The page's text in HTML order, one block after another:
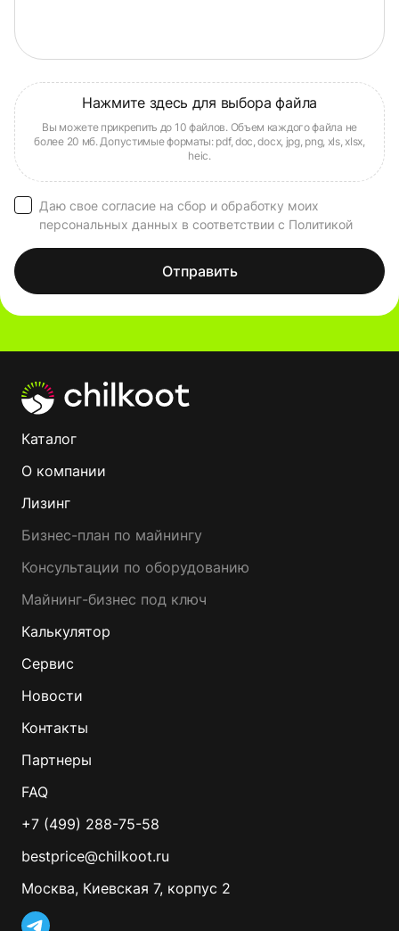
Даю свое согласие на сбор и обработку моих
персональных данных в соответствии с Политикой
Отправить
Каталог
О компании
Лизинг
Бизнес-план по майнингу
Консультации по оборудованию
Майнинг-бизнес под ключ
Калькулятор
Сервис
Новости
Контакты
Партнеры
FAQ
+7 (499) 288-75-58
bestprice@chilkoot.ru
Москва, Киевская 7, корпус 2